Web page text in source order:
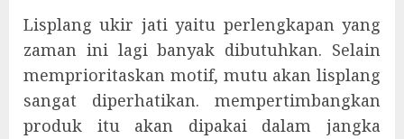
Lisplang ukir jati yaitu perlengkapan yang
zaman ini lagi banyak dibutuhkan. Selain
memprioritaskan motif, mutu akan lisplang
sangat diperhatikan. mempertimbangkan
produk itu akan dipakai dalam jangka